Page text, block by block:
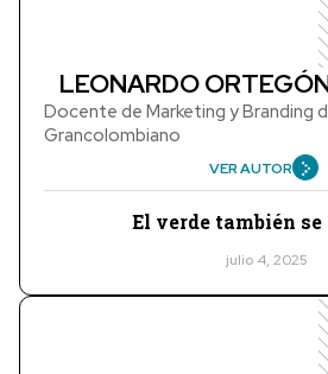
LEONARDO
Docente de Marketing y Branding
Grancolombiano
VER AUTOR
El verde también
julio 4, 2025